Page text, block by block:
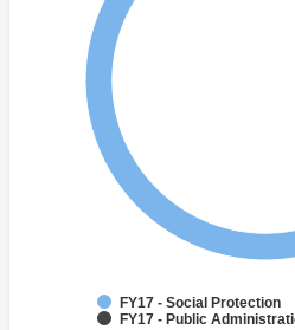
FY17 - Social Protection
FY17 - Public